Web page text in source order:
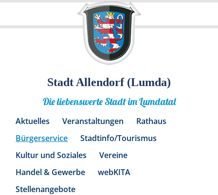
Stadt Allendorf (Lumda)
Die liebenswerte Stadt im Lumdatal
Aktuelles Veranstaltungen
Rathaus
Bürgerservice
Stadtinfo/Tourismus
Kultur und Soziales
Vereine
Handel & Gewerbe
webKITA
Stellenangebote